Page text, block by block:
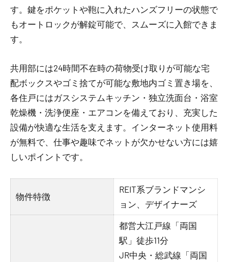
す。鍵をポケットや鞄に入れたハンズフリーの状態で
もオートロックが解錠可能で、スムーズに入館できま
す。
共用部には24時間不在時の荷物受け取りが可能な宅
配ボックスやゴミ捨てが可能な敷地内ゴミ置き場を、
各住戸にはガスシステムキッチン・独立洗面台・浴室
乾燥機・洗浄便座・エアコンを備えており、充実した
設備が快適な生活を支えます。インターネット使用料
が無料で、仕事や趣味でネットが欠かせない方には嬉
しいポイントです。
物件特徴
REIT系ブランドマンシ
ョン、デザイナーズ
都営大江戸線「両国
駅」徒歩11分
JR中央・総武線「両国